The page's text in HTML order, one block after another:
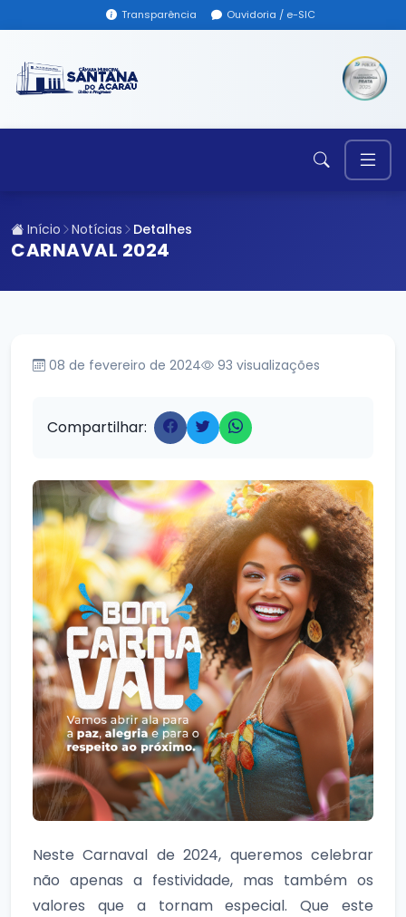
Transparência Ouvidoria / e-SIC
Início Notícias Detalhes
CARNAVAL 2024
08 de fevereiro de 2024 93 visualizações
Compartilhar:
Neste Carnaval de 2024, queremos celebrar
não apenas a festividade, mas também os
valores que a tornam especial. Que este